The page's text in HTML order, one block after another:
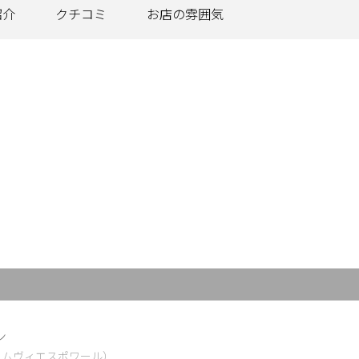
クチコミ お店の雰囲気
ヴィエスポワール）